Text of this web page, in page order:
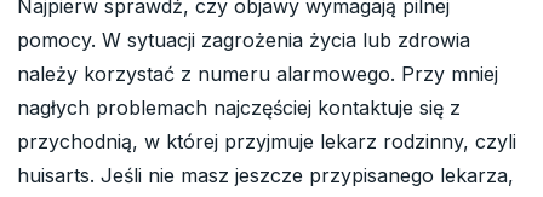
Najpierw sprawdź, czy objawy wymagają pilnej
pomocy. W sytuacji zagrożenia życia lub zdrowia
należy korzystać z numeru alarmowego. Przy mniej
nagłych problemach najczęściej kontaktuje się z
przychodnią, w której przyjmuje lekarz rodzinny, czyli
huisarts. Jeśli nie masz jeszcze przypisanego lekarza,